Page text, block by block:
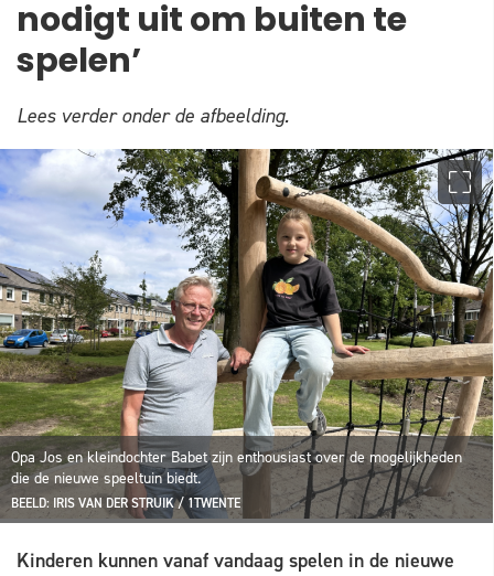
nodigt uit om buiten te
spelen’
Lees verder onder de afbeelding.
Opa Jos en kleindochter Babet zijn enthousiast over de mogelijkheden
die de nieuwe speeltuin biedt.
BEELD: IRIS VAN DER STRUIK / 1TWENTE
Kinderen kunnen vanaf vandaag spelen in de nieuwe